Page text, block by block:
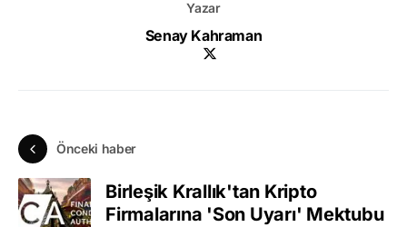
Yazar
Senay Kahraman
Önceki haber
Birleşik Krallık'tan Kripto
Firmalarına 'Son Uyarı' Mektubu